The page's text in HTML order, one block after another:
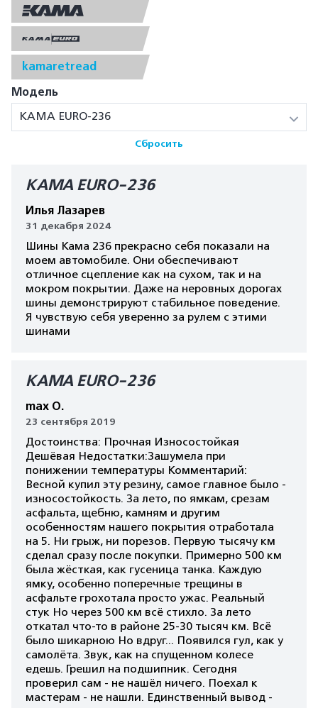
kamaretread
Модель
КАМА EURO-236
Сбросить
КАМА EURO-236
Илья Лазарев
31 декабря 2024
Шины Кама 236 прекрасно себя показали на
моем автомобиле. Они обеспечивают
отличное сцепление как на сухом, так и на
мокром покрытии. Даже на неровных дорогах
шины демонстрируют стабильное поведение.
Я чувствую себя уверенно за рулем с этими
шинами
КАМА EURO-236
max O.
23 сентября 2019
Достоинства: Прочная Износостойкая
Дешёвая Недостатки:Зашумела при
понижении температуры Комментарий:
Весной купил эту резину, самое главное было -
износостойкость. За лето, по ямкам, срезам
асфальта, щебню, камням и другим
особенностям нашего покрытия отработала
на 5. Ни грыж, ни порезов. Первую тысячу км
сделал сразу после покупки. Примерно 500 км
была жёсткая, как гусеница танка. Каждую
ямку, особенно поперечные трещины в
асфальте грохотала просто ужас. Реальный
стук Но через 500 км всё стихло. За лето
откатал что-то в районе 25-30 тысяч км. Всё
было шикарною Но вдруг... Появился гул, как у
самолёта. Звук, как на спущенном колесе
едешь. Грешил на подшипник. Сегодня
проверил сам - не нашёл ничего. Поехал к
мастерам - не нашли. Единственный вывод -